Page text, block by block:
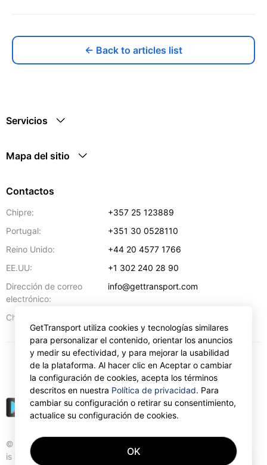
← Back to articles list
Servicios
Mapa del sitio
Contactos
Chipre:
+357 25 123889
Portugal:
+351 30 0528110
Reino Unido:
+44 20 4577 1766
EE.UU:
+1 302 240 28 90
Dirección de correo
electrónico:
info@gettransport.com
Chipre:
© Gettransport International Limited. GetTransport®
is trademark of Gettransport International Limited.
EUR
GetTransport utiliza cookies y tecnologías similares
para personalizar el contenido, orientar los anuncios
y medir su efectividad, y para mejorar la usabilidad
de la plataforma. Al hacer clic en Aceptar o cambiar
la configuración de cookies, acepta los términos
descritos en nuestra Política de privacidad. Para
cambiar su configuración o retirar su consentimiento,
actualice su configuración de cookies.
OK